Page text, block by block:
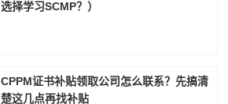
选择学习SCMP？）
CPPM证书补贴领取公司怎么联系？先搞清
楚这几点再找补贴